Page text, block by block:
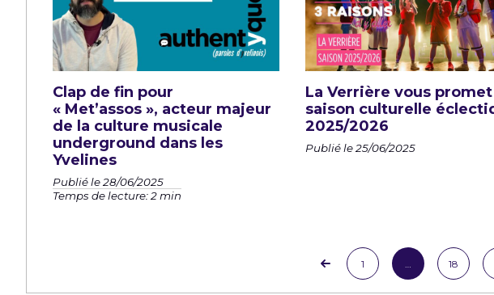
Clap de fin pour
« Met’assos », acteur majeur
de la culture musicale
underground dans les
Yvelines
Publié le 28/06/2025
Temps de lecture: 2 min
La Verrière vous
saison culturelle
2025/2026
Publié le 25/06/2025
1 18